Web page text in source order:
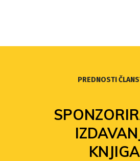
PREDNOSTI
KNJIGA